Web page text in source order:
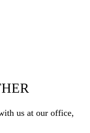
us at our office,